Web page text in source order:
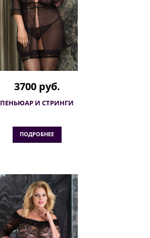
3700 руб.
ПЕНЬЮАР И СТРИНГИ
ПОДРОБНЕЕ